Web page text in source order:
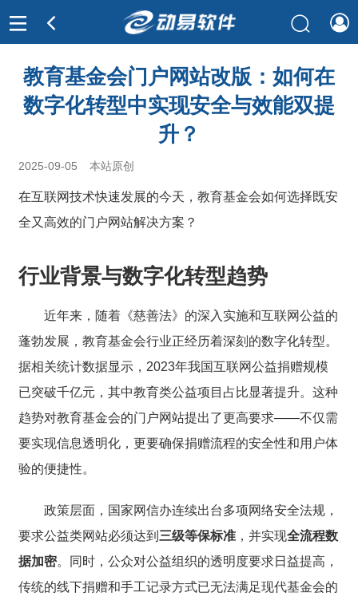
教育基金会门户网站改版：如何在
数字化转型中实现安全与效能双提
升？
2025-09-05 本站原创
在互联网技术快速发展的今天，教育基金会如何选择既安
全又高效的门户网站解决方案？
行业背景与数字化转型趋势
近年来，随着《慈善法》的深入实施和互联网公益的
蓬勃发展，教育基金会行业正经历着深刻的数字化转型。
据相关统计数据显示，2023年我国互联网公益捐赠规模
已突破千亿元，其中教育类公益项目占比显著提升。这种
趋势对教育基金会的门户网站提出了更高要求——不仅需
要实现信息透明化，更要确保捐赠流程的安全性和用户体
验的便捷性。
政策层面，国家网信办连续出台多项网络安全法规，
要求公益类网站必须达到 三级等保标准，并实现全流程数
据加密。同时，公众对公益组织的透明度要求日益提高，
传统的线下捐赠和手工记录方式已无法满足现代基金会的